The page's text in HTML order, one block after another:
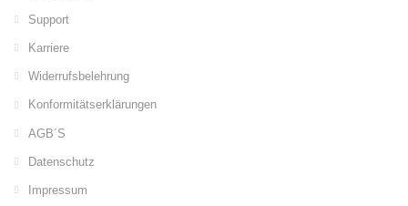
Support
Karriere
Widerrufsbelehrung
Konformitätserklärungen
AGB´S
Datenschutz
Impressum